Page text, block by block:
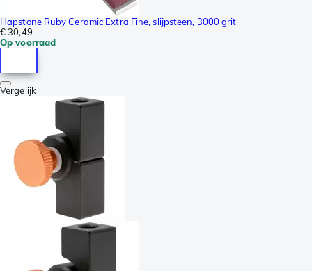
Hapstone Ruby Ceramic Extra Fine, slijpsteen, 3000 grit
€ 30,49
Op voorraad
Vergelijk